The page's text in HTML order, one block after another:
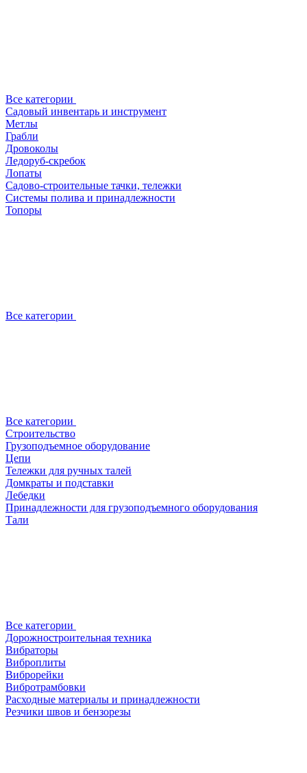
Все категории
Садовый инвентарь и инструмент
Метлы
Грабли
Дровоколы
Ледоруб-скребок
Лопаты
Садово-строительные тачки, тележки
Системы полива и принадлежности
Топоры
Все категории
Все категории
Строительство
Грузоподъемное оборудование
Цепи
Тележки для ручных талей
Домкраты и подставки
Лебедки
Принадлежности для грузоподъемного оборудования
Тали
Все категории
Дорожностроительная техника
Вибраторы
Виброплиты
Виброрейки
Вибротрамбовки
Расходные материалы и принадлежности
Резчики швов и бензорезы